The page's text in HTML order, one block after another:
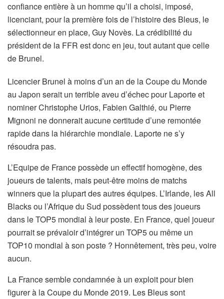
confiance entière à un homme qu’il a choisi, imposé,
licenciant, pour la première fois de l’histoire des Bleus, le
sélectionneur en place, Guy Novès. La crédibilité du
président de la FFR est donc en jeu, tout autant que celle
de Brunel.
Licencier Brunel à moins d’un an de la Coupe du Monde
au Japon serait un terrible aveu d’échec pour Laporte et
nominer Christophe Urios, Fabien Galthié, ou Pierre
Mignoni ne donnerait aucune certitude d’une remontée
rapide dans la hiérarchie mondiale. Laporte ne s’y
résoudra pas.
L’Equipe de France possède un effectif homogène, des
joueurs de talents, mais peut-être moins de matchs
winners que la plupart des autres équipes. L’Irlande, les All
Blacks ou l’Afrique du Sud possèdent tous des joueurs
dans le TOP5 mondial à leur poste. En France, quel joueur
pourrait se prévaloir d’intégrer un TOP5 ou même un
TOP10 mondial à son poste ? Honnêtement, très peu, voire
aucun.
La France semble condamnée à un exploit pour bien
figurer à la Coupe du Monde 2019. Les Bleus sont